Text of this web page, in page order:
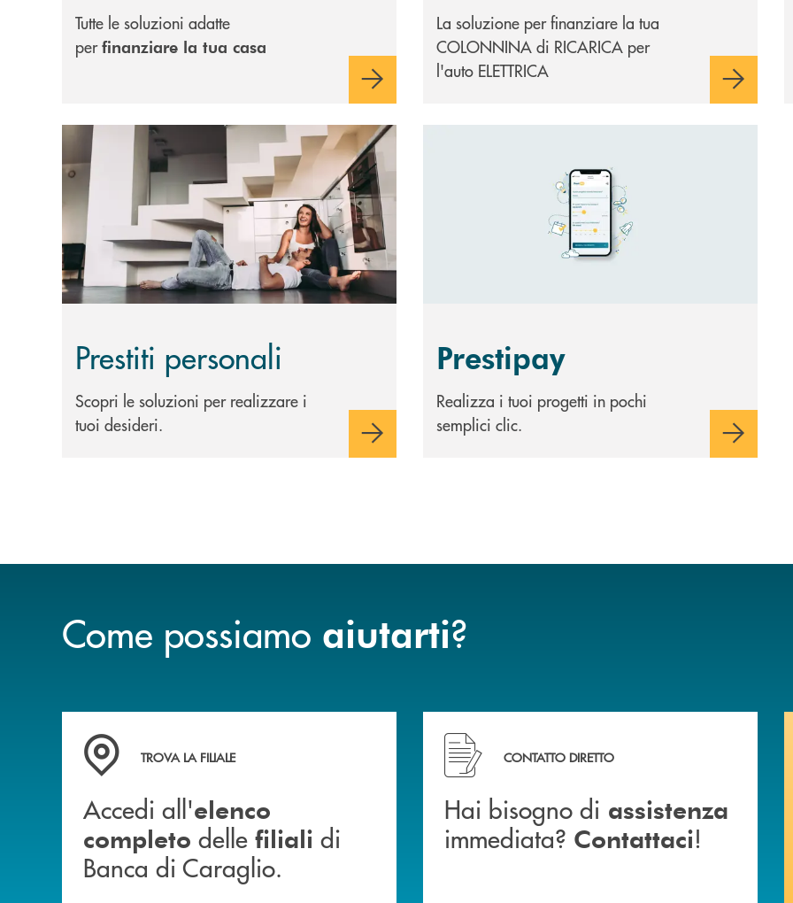
Tutte le soluzioni adatte
perfinanziare la tua casa
La soluzione per finanziare la tua
COLONNINA di RICARICA per
l'auto ELETTRICA
Scopri di più Prestiti personali
Prestiti personali
Scopri le soluzioni per realizzare i
tuoi desideri.
Prestipay
Realizza i tuoi progetti in pochi
semplici clic.
Come possiamo aiutarti?
Accedi all' elenco completo delle filiali di Banca di Caraglio.
TROVA LA FILIALE
Accedi all'elenco
completo delle filiali di
Banca di Caraglio.
Hai bisogno di assistenza immediata? Contattaci !
CONTATTO DIRETTO
Hai bisogno di assistenza
immediata? Contattaci!